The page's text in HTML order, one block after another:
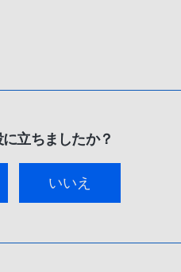
立ちましたか？
いいえ